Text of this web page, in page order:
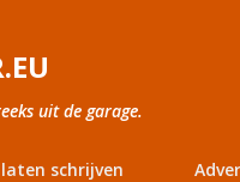
uit de garage.
schrijven